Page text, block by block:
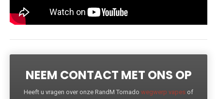
NEEM CONTACT MET ONS OP
Heeft u vragen over onze RandM Tornado wegwerp vapes of